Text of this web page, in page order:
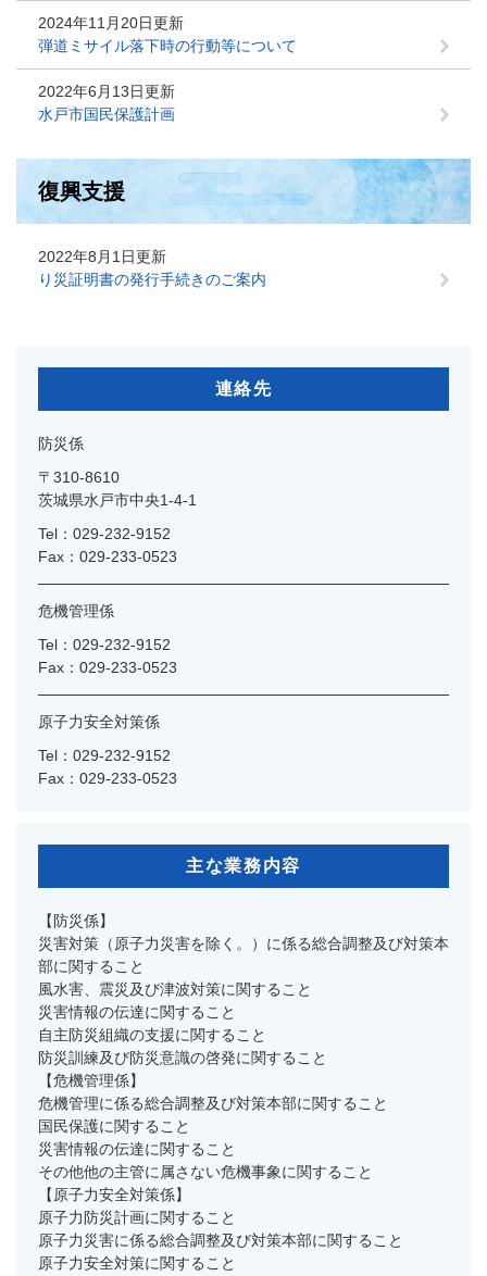
2024年11月20日更新
弾道ミサイル落下時の行動等について
2022年6月13日更新
水戸市国民保護計画
復興支援
2022年8月1日更新
り災証明書の発行手続きのご案内
連絡先
防災係
〒310-8610
茨城県水戸市中央1-4-1
Tel：029-232-9152
Fax：029-233-0523
危機管理係
Tel：029-232-9152
Fax：029-233-0523
原子力安全対策係
Tel：029-232-9152
Fax：029-233-0523
主な業務内容
【防災係】
災害対策（原子力災害を除く。）に係る総合調整及び対策本
部に関すること
風水害、震災及び津波対策に関すること
災害情報の伝達に関すること
自主防災組織の支援に関すること
防災訓練及び防災意識の啓発に関すること
【危機管理係】
危機管理に係る総合調整及び対策本部に関すること
国民保護に関すること
災害情報の伝達に関すること
その他他の主管に属さない危機事象に関すること
【原子力安全対策係】
原子力防災計画に関すること
原子力災害に係る総合調整及び対策本部に関すること
原子力安全対策に関すること